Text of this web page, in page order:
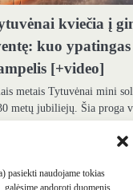
pasiekti naudojame tokias
apdoroti duomenis,
kviečia į
kuo
[+video]
metais Tytuvėnai mini
metų jubiliejų. Šia proga
įvairūs